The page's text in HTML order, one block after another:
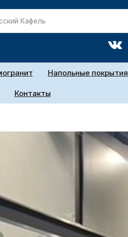
Напольные покрытия
Контакты